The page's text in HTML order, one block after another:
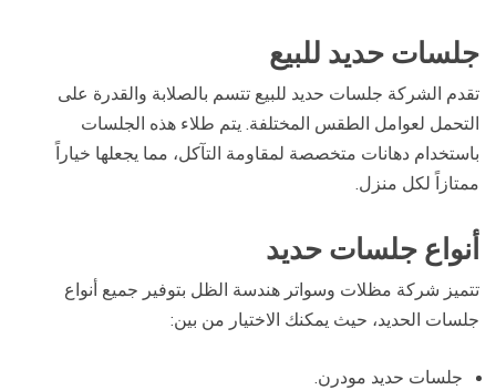
جلسات حديد للبيع
تقدم الشركة جلسات حديد للبيع تتسم بالصلابة والقدرة على
التحمل لعوامل الطقس المختلفة. يتم طلاء هذه الجلسات
باستخدام دهانات متخصصة لمقاومة التآكل، مما يجعلها خياراً
ممتازاً لكل منزل.
أنواع جلسات حديد
تتميز شركة مظلات وسواتر هندسة الظل بتوفير جميع أنواع
جلسات الحديد، حيث يمكنك الاختيار من بين:
جلسات حديد مودرن.